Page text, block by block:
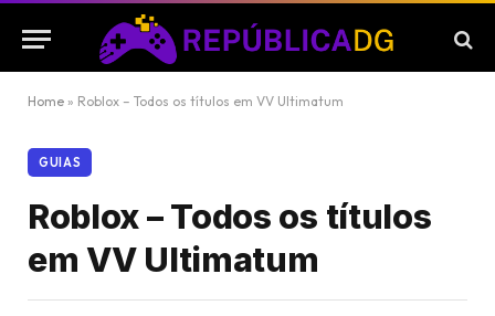
Home » Roblox – Todos os títulos em VV Ultimatum
GUIAS
Roblox – Todos os títulos
em VV Ultimatum